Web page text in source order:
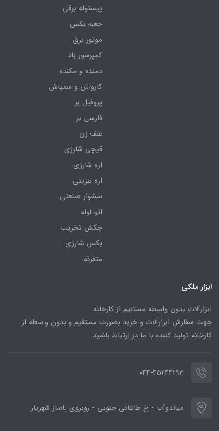
پیستوله برقی
جعبه بکس
موتور برق
کمپرسور باد
دمنده و مکنده
کارواش و سمپاش
پروفیل بر
فارسی بر
علف زن
قیچی شارژی
اره شارژی
اره بنزینی
سشوار صنعتی
اتو لوله
چکش تخریب
بکس شارژی
متفرقه
ابزار ملکی
ابزارآلات بدون واسطه مستقیم از کارخانه
جهت سفارش ابزارآلات و خرید بصورت مستقیم و بدون واسطه از
کارخانه تولید کننده با ما در ارتباط باشید...
044-45244293
میاندوآب - خ طالقانی جنوبی - روبروی پاساژ شهریار